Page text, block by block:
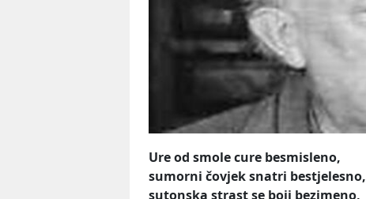
Ure od smole cure besmisleno,
sumorni čovjek snatri bestjelesno,
sutonska strast se boji bezimeno,